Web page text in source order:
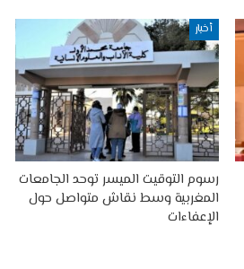
أخبار
رسوم التوقيت الميسر توحد الجامعات
المغربية وسط نقاش متواصل حول
الإعفاءات